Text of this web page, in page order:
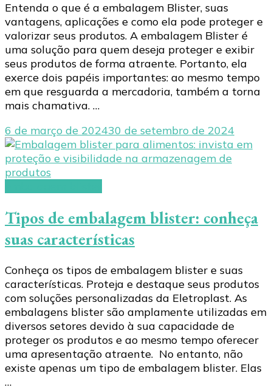
Entenda o que é a embalagem Blister, suas
vantagens, aplicações e como ela pode proteger e
valorizar seus produtos. A embalagem Blister é
uma solução para quem deseja proteger e exibir
seus produtos de forma atraente. Portanto, ela
exerce dois papéis importantes: ao mesmo tempo
em que resguarda a mercadoria, também a torna
mais chamativa. …
6 de março de 202430 de setembro de 2024
Tipos de embalagem blister: conheça
suas características
Conheça os tipos de embalagem blister e suas
características. Proteja e destaque seus produtos
com soluções personalizadas da Eletroplast. As
embalagens blister são amplamente utilizadas em
diversos setores devido à sua capacidade de
proteger os produtos e ao mesmo tempo oferecer
uma apresentação atraente. No entanto, não
existe apenas um tipo de embalagem blister. Elas
…